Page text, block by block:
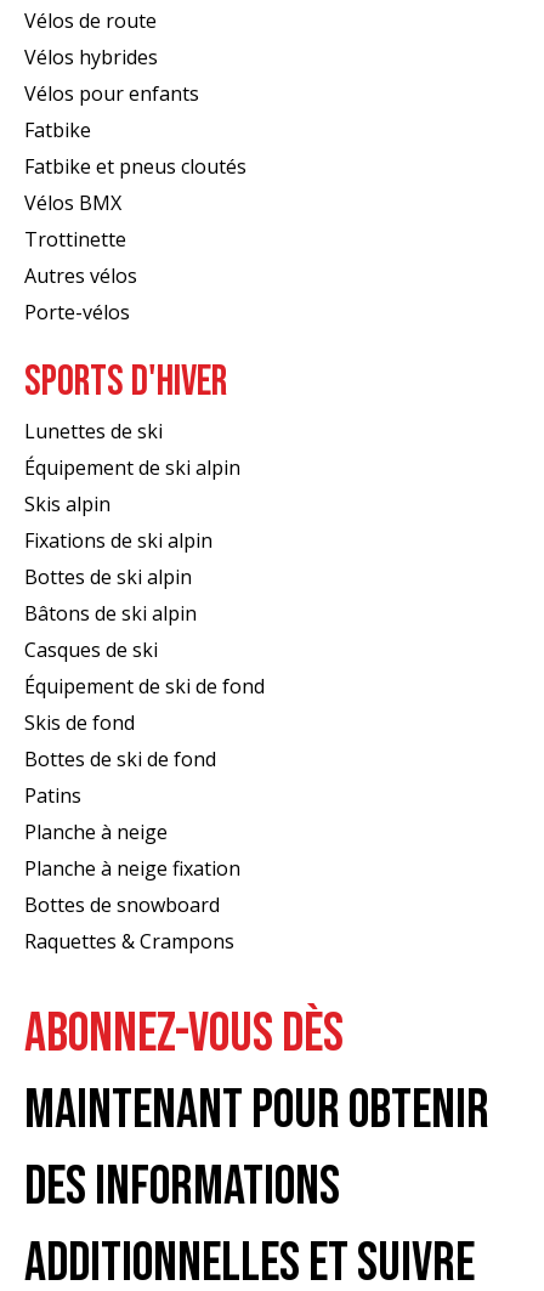
Vélos de route
Vélos hybrides
Vélos pour enfants
Fatbike
Fatbike et pneus cloutés
Vélos BMX
Trottinette
Autres vélos
Porte-vélos
SPORTS D'HIVER
Lunettes de ski
Équipement de ski alpin
Skis alpin
Fixations de ski alpin
Bottes de ski alpin
Bâtons de ski alpin
Casques de ski
Équipement de ski de fond
Skis de fond
Bottes de ski de fond
Patins
Planche à neige
Planche à neige fixation
Bottes de snowboard
Raquettes & Crampons
ABONNEZ-VOUS DÈS
MAINTENANT POUR OBTENIR
DES INFORMATIONS
ADDITIONNELLES ET SUIVRE